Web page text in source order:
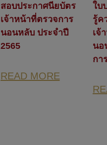
สอบประกาศนียบัตร
เจ้าหน้าที่ตรวจการ
นอนหลับ ประจำปี
2565
READ MORE
ใบ
รู้ค
เจ้
นอ
กา